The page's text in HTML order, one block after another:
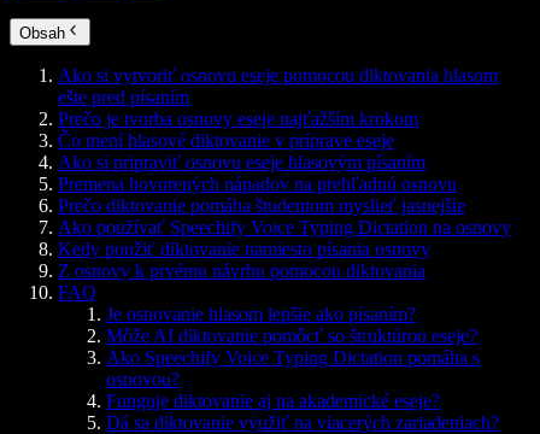
Obsah
Ako si vytvoriť osnovu eseje pomocou diktovania hlasom
ešte pred písaním
Prečo je tvorba osnovy eseje najťažším krokom
Čo mení hlasové diktovanie v príprave eseje
Ako si pripraviť osnovu eseje hlasovým písaním
Premena hovorených nápadov na prehľadnú osnovu
Prečo diktovanie pomáha študentom myslieť jasnejšie
Ako používať Speechify Voice Typing Dictation na osnovy
Kedy použiť diktovanie namiesto písania osnovy
Z osnovy k prvému návrhu pomocou diktovania
FAQ
Je osnovanie hlasom lepšie ako písaním?
Môže AI diktovanie pomôcť so štruktúrou eseje?
Ako Speechify Voice Typing Dictation pomáha s
osnovou?
Funguje diktovanie aj na akademické eseje?
Dá sa diktovanie využiť na viacerých zariadeniach?